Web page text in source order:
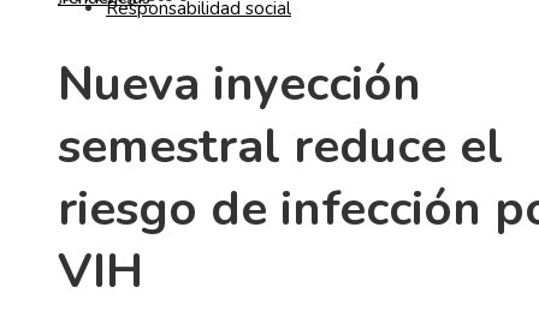
Responsabilidad social
Nueva inyección
semestral reduce el
riesgo de infección
VIH